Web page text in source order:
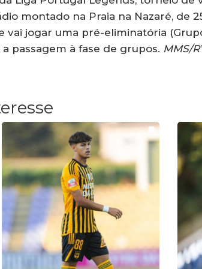
montado na Praia na Nazaré, de
vai jogar uma pré-eliminatória
passagem à fase de grupos. MMS/